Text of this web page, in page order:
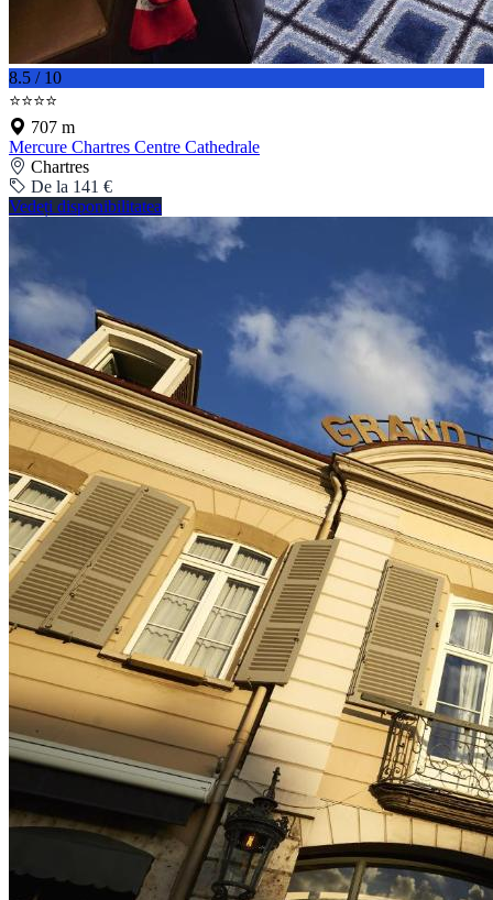
8.5 / 10
⭐⭐⭐⭐
707 m
Mercure Chartres Centre Cathedrale
Chartres
De la 141 €
Vedeți disponibilitatea